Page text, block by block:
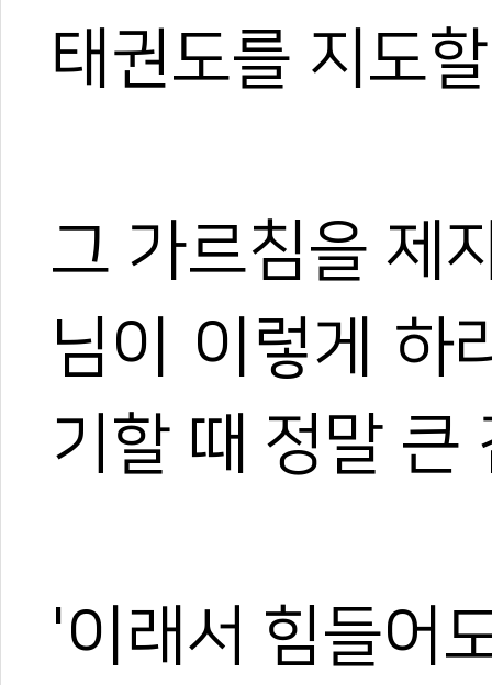
태권도를 지도
그 가르침을 제
님이 이렇게 하
기할 때 정말 큰
'이래서 힘들어